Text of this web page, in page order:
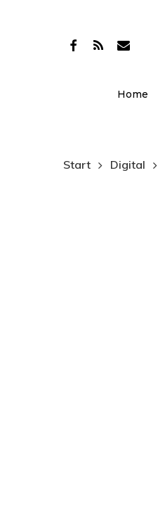
facebook
RSS email
Home
Start Digital